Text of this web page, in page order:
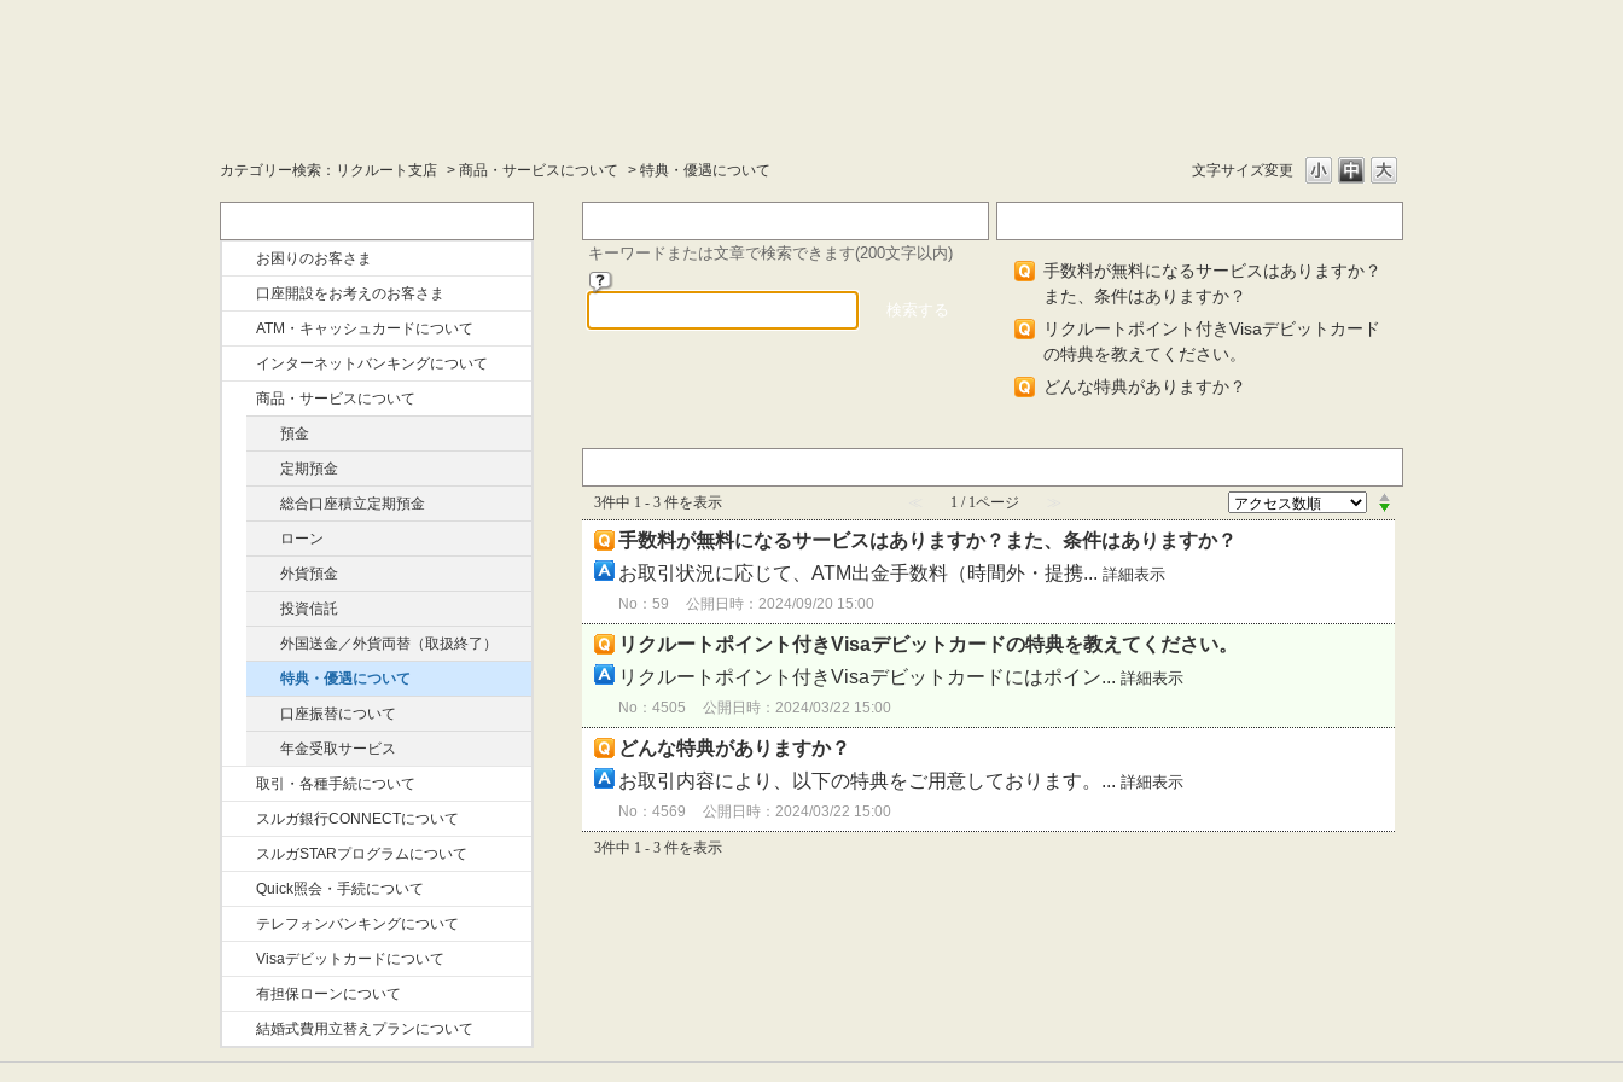
文字サイズ変更
カテゴリー検索：リクルート支店 > 商品・サービスについて > 特典・優遇について
お困りのお客さま
口座開設をお考えのお客さま
ATM・キャッシュカードについて
インターネットバンキングについて
商品・サービスについて
預金
定期預金
総合口座積立定期預金
ローン
外貨預金
投資信託
外国送金／外貨両替（取扱終了）
特典・優遇について
口座振替について
年金受取サービス
取引・各種手続について
スルガ銀行CONNECTについて
スルガSTARプログラムについて
Quick照会・手続について
テレフォンバンキングについて
Visaデビットカードについて
有担保ローンについて
結婚式費用立替えプランについて
キーワードまたは文章で検索できます(200文字以内)
手数料が無料になるサービスはありますか？
また、条件はありますか？
リクルートポイント付きVisaデビットカード
の特典を教えてください。
どんな特典がありますか？
3件中 1 - 3 件を表示 1 / 1ページ
手数料が無料になるサービスはありますか？また、条件はありますか？
お取引状況に応じて、ATM出金手数料（時間外・提携... 詳細表示
No：59 公開日時：2024/09/20 15:00
リクルートポイント付きVisaデビットカードの特典を教えてください。
リクルートポイント付きVisaデビットカードにはポイン... 詳細表示
No：4505 公開日時：2024/03/22 15:00
どんな特典がありますか？
お取引内容により、以下の特典をご用意しております。... 詳細表示
No：4569 公開日時：2024/03/22 15:00
3件中 1 - 3 件を表示